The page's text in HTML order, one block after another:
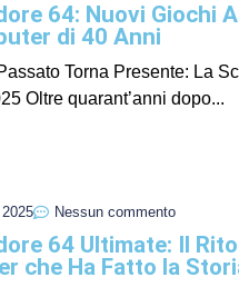
64: Nuovi Giochi
di 40 Anni
Torna Presente: La
Oltre quarant’anni dopo...
Nessun commento
64 Ultimate: Il
che Ha Fatto la